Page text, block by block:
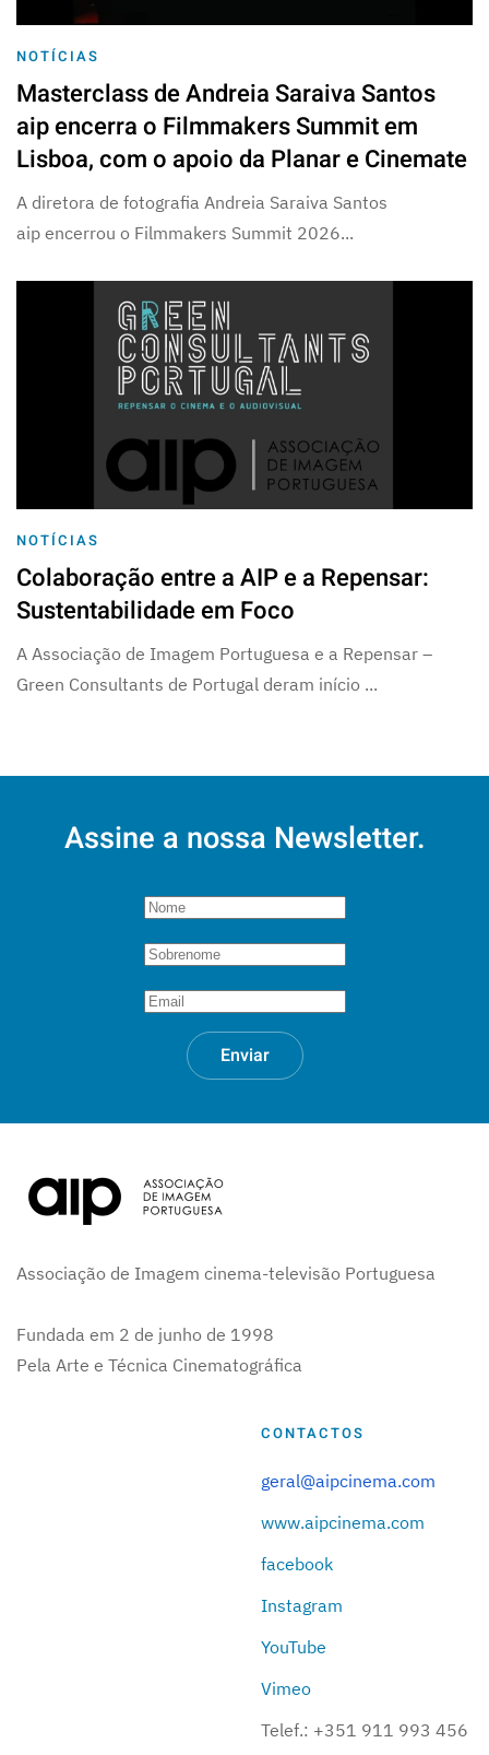
NOTÍCIAS
Masterclass de Andreia Saraiva Santos
aip encerra o Filmmakers Summit em
Lisboa, com o apoio da Planar e Cinemate
A diretora de fotografia Andreia Saraiva Santos
aip encerrou o Filmmakers Summit 2026...
NOTÍCIAS
Colaboração entre a AIP e a Repensar:
Sustentabilidade em Foco
A Associação de Imagem Portuguesa e a Repensar –
Green Consultants de Portugal deram início ...
Assine a nossa Newsletter.
Enviar
Associação de Imagem cinema-televisão Portuguesa
Fundada em 2 de junho de 1998
Pela Arte e Técnica Cinematográfica
CONTACTOS
geral@aipcinema.com
www.aipcinema.com
facebook
Instagram
YouTube
Vimeo
Telef.: +351 911 993 456